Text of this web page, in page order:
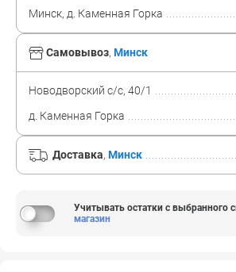
Самовывоз, Минск
Новодворский с/с, 40/1
д. Каменная Горка
Доставка, Минск
Минск, д. Каменная Горка
Учитывать остатки с выбранного
магазин